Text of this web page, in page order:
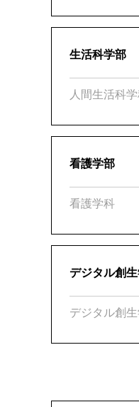
生活科学部
人間生活科
看護学部
看護学科
デジタル創
デジタル創